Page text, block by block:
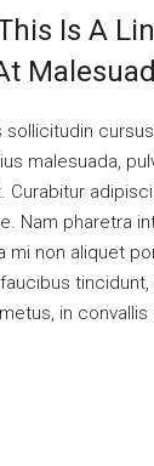
Is A
sollicitudin
malesuada,
Curabitur
Nam pharetra
mi non aliquet
in